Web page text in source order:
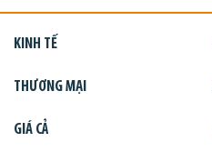
KINH TẾ
THƯƠNG MẠI
GIÁ CẢ